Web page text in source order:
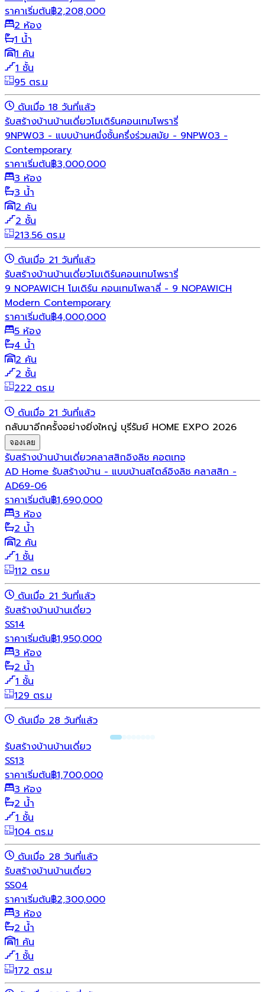
ราคาเริ่มต้น฿2,208,000
2 ห้อง
1 น้ำ
1 คัน
1 ชั้น
95 ตร.ม
ดันเมื่อ 18 วันที่แล้ว
รับสร้างบ้านบ้านเดี่ยวโมเดิร์นคอนเทมโพรารี่
9NPW03 - แบบบ้านหนึ่งชั้นครึ่งร่วมสมัย - 9NPW03 -
Contemporary
ราคาเริ่มต้น฿3,000,000
3 ห้อง
3 น้ำ
2 คัน
2 ชั้น
213.56 ตร.ม
ดันเมื่อ 21 วันที่แล้ว
รับสร้างบ้านบ้านเดี่ยวโมเดิร์นคอนเทมโพรารี่
9 NOPAWICH โมเดิร์น คอนเทมโพลาลี่ - 9 NOPAWICH
Modern Contemporary
ราคาเริ่มต้น฿4,000,000
5 ห้อง
4 น้ำ
2 คัน
2 ชั้น
222 ตร.ม
ดันเมื่อ 21 วันที่แล้ว
กลับมาอีกครั้งอย่างยิ่งใหญ่ บุรีรัมย์ HOME EXPO 2026
จองเลย
รับสร้างบ้านบ้านเดี่ยวคลาสสิกอิงลิช คอตเทจ
AD Home รับสร้างบ้าน - แบบบ้านสไตล์อิงลิช คลาสสิก -
AD69-06
ราคาเริ่มต้น฿1,690,000
3 ห้อง
2 น้ำ
2 คัน
1 ชั้น
112 ตร.ม
ดันเมื่อ 21 วันที่แล้ว
รับสร้างบ้านบ้านเดี่ยว
SS14
ราคาเริ่มต้น฿1,950,000
3 ห้อง
2 น้ำ
1 ชั้น
129 ตร.ม
ดันเมื่อ 28 วันที่แล้ว
รับสร้างบ้านบ้านเดี่ยว
SS13
ราคาเริ่มต้น฿1,700,000
3 ห้อง
2 น้ำ
1 ชั้น
104 ตร.ม
ดันเมื่อ 28 วันที่แล้ว
รับสร้างบ้านบ้านเดี่ยว
SS04
ราคาเริ่มต้น฿2,300,000
3 ห้อง
2 น้ำ
1 คัน
1 ชั้น
172 ตร.ม